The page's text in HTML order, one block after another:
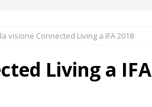
visione Connected Living a IFA 2018
Living a IFA